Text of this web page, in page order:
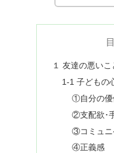
１ 友達の悪い
1-1 子どもの
①自分の優
②支配欲･
③コミュニ
④正義感